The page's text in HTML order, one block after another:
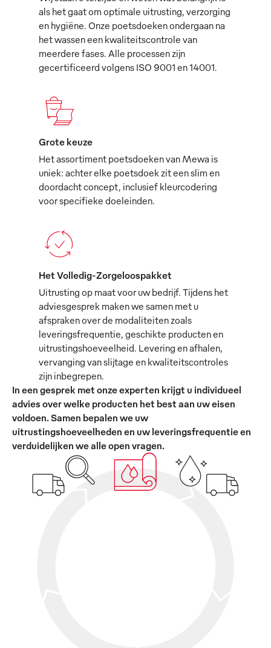
als het gaat om optimale uitrusting, verzorging
en hygiëne. Onze poetsdoeken ondergaan na
het wassen een kwaliteitscontrole van
meerdere fases. Alle processen zijn
gecertificeerd volgens ISO 9001 en 14001.
Grote keuze
Het assortiment poetsdoeken van Mewa is
uniek: achter elke poetsdoek zit een slim en
doordacht concept, inclusief kleurcodering
voor specifieke doeleinden.
Het Volledig-Zorgeloospakket
Uitrusting op maat voor uw bedrijf. Tijdens het
adviesgesprek maken we samen met u
afspraken over de modaliteiten zoals
leveringsfrequentie, geschikte producten en
uitrustingshoeveelheid. Levering en afhalen,
vervanging van slijtage en kwaliteitscontroles
zijn inbegrepen.
In een gesprek met onze experten krijgt u individueel
advies over welke producten het best aan uw eisen
voldoen. Samen bepalen we uw
uitrustingshoeveelheden en uw leveringsfrequentie en
verduidelijken we alle open vragen.